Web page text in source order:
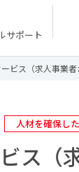
サポート
ビス（求人事業者
人材を確保し
ス（